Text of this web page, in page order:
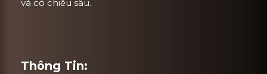
và có chiều sâu.
Thông Tin: